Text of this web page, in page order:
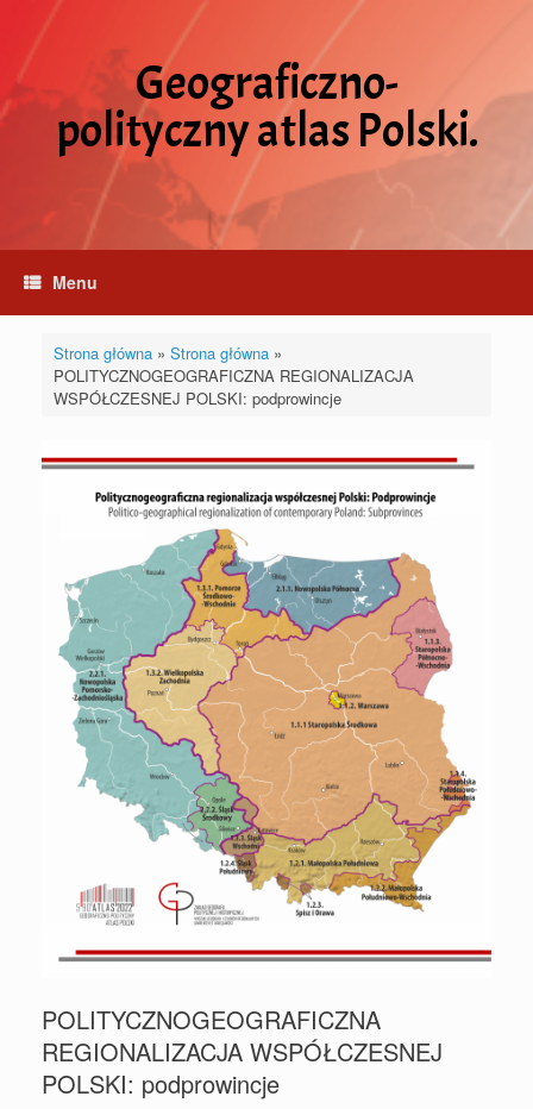
content
Geograficzno-
polityczny atlas Polski.
Menu
Strona główna» Strona główna»
POLITYCZNOGEOGRAFICZNA REGIONALIZACJA
WSPÓŁCZESNEJ POLSKI: podprowincje
POLITYCZNOGEOGRAFICZNA
REGIONALIZACJA WSPÓŁCZESNEJ
POLSKI: podprowincje